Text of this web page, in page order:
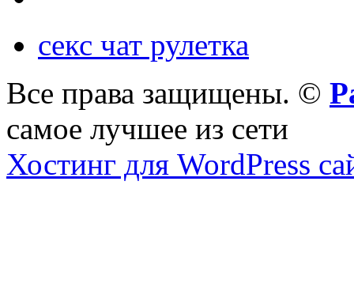
секс чат рулетка
Все права защищены. ©
самое лучшее из сети
Хостинг для WordPress